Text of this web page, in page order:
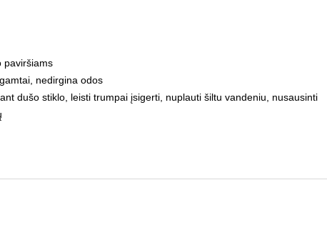
paviršiams
nedirgina odos
dušo stiklo, leisti trumpai įsigerti, nuplauti šiltu vandeniu, nusausinti